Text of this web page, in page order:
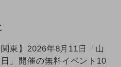
関東】2026年8月11日「山
」開催の無料イベント10